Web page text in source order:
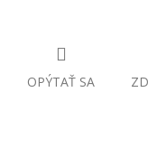
OPÝTAŤ SA